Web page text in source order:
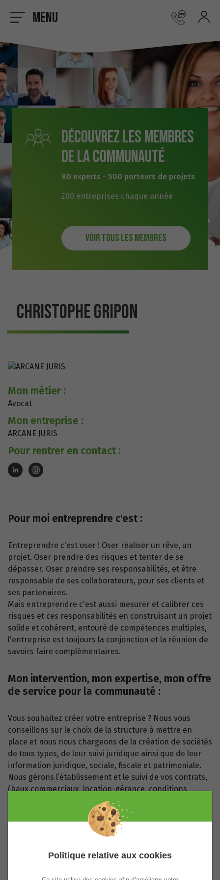
Menu
Découvrez les membres
de la communauté
80 experts - 500 porteurs de projets
200 entreprises chaque année
Voir tous les membres
CHRISTOPHE GRIPON
Mon métier :
Avocat
Mon entreprise :
ARCANE JURIS
Pour rentrer en contact :
Pour moi entreprendre c'est :
Entreprendre c'est oser ! Oser réaliser un rêve, un
projet. Oser prendre des risques et tenter de se
dépasser. Oser prendre ses responsabilités, et être
responsable de ses collaborateurs, pour ses clients et
ses partenaires.
Mais entreprendre c'est aussi mesurer et calibrer ces
risques et ces responsabilités en construisant un projet
solide et cohérent, entouré de compétences multiples,
l'entreprise est toujours la conjonction et la réunion de
savoirs faire complémentaires.
Mon intervention, mon expertise, mon offre
de service pour la communauté :
Vous souhaitez créer votre entreprise ? Nous vous
conseillons sur le choix de la structure à mettre en
place et nous nous chargeons de la création de sociétés
de tous types, de leur suivi juridique ainsi que de leur
information juridique, sociale, fiscale et patrimoniale.
Nous gérons l’établissement et le suivi de vos contrats,
(baux commerciaux, location-gérance, conditions
générales de vente, pacte d’associés, …). Nous vous
conseillons et vous assistons dans tous vos projets
d’acquisition, de vente, de transmission, de
restructuration de capital, de transformation.
social. Nous intervenons dans les relations individuelles
Politique relative aux cookies